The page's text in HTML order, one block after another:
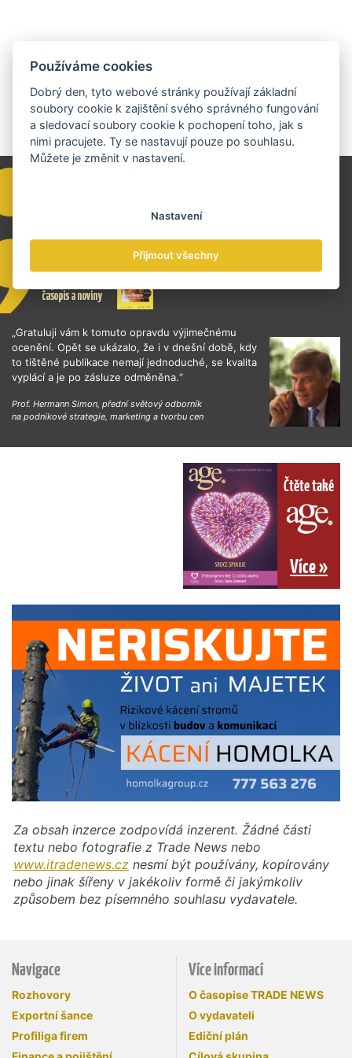
„Gratuluji vám k tomuto opravdu výjimečnému
ocenění. Opět se ukázalo, že i v dnešní době, kdy
to tištěné publikace nemají jednoduché, se kvalita
vyplácí a je po zásluze odměněna.“
Prof. Hermann Simon, přední světový odborník
na podnikové strategie, marketing a tvorbu cen
Čtěte také
Více »
Za obsah inzerce zodpovídá inzerent. Žádné části
textu nebo fotografie z Trade News nebo
www.itradenews.cz nesmí být používány, kopírovány
nebo jinak šířeny v jakékoliv formě či jakýmkoliv
způsobem bez písemného souhlasu vydavatele.
Navigace
Rozhovory
Exportní šance
Profiliga firem
Více informací
O časopise TRADE NEWS
O vydavateli
Ediční plán
Používáme cookies
Dobrý den, tyto webové stránky používají základní
soubory cookie k zajištění svého správného fungování
a sledovací soubory cookie k pochopení toho, jak s
nimi pracujete. Ty se nastavují pouze po souhlasu.
Můžete je změnit v nastavení.
Nastavení
Přijmout všechny